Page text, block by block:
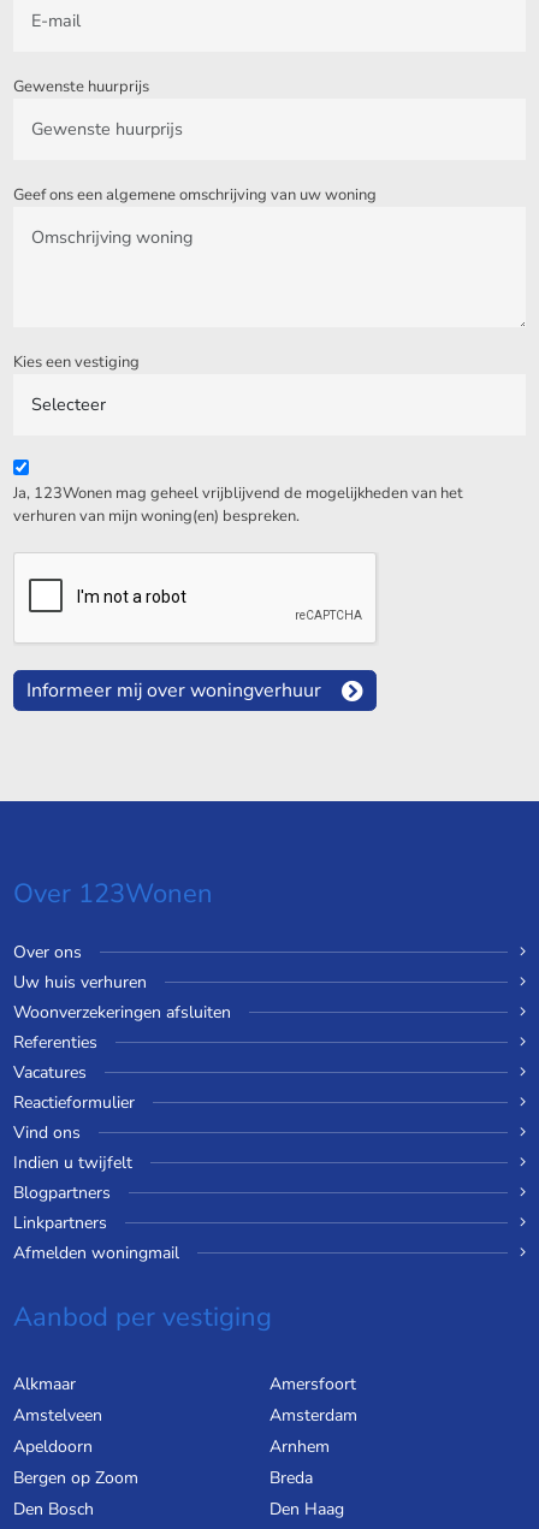
Gewenste huurprijs
Geef ons een algemene omschrijving van uw woning
Kies een vestiging
Ja, 123Wonen mag geheel vrijblijvend de mogelijkheden van het
verhuren van mijn woning(en) bespreken.
Informeer mij over woningverhuur
Over 123Wonen
Over ons
Uw huis verhuren
Woonverzekeringen afsluiten
Referenties
Vacatures
Reactieformulier
Vind ons
Indien u twijfelt
Blogpartners
Linkpartners
Afmelden woningmail
Aanbod per vestiging
Alkmaar
Amersfoort
Amstelveen
Amsterdam
Apeldoorn
Arnhem
Bergen op Zoom
Breda
Den Bosch
Den Haag